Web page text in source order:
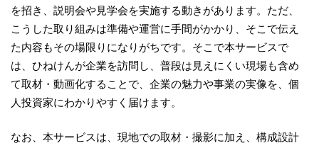
を招き、説明会や見学会を実施する動きがあります。ただ、
こうした取り組みは準備や運営に手間がかかり、そこで伝え
た内容もその場限りになりがちです。そこで本サービスで
は、ひねけんが企業を訪問し、普段は見えにくい現場も含め
て取材・動画化することで、企業の魅力や事業の実像を、個
人投資家にわかりやすく届けます。
なお、本サービスは、現地での取材・撮影に加え、構成設計